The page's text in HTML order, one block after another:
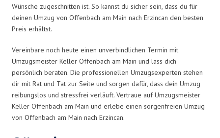
Wünsche zugeschnitten ist. So kannst du sicher sein, dass du für
deinen Umzug von Offenbach am Main nach Erzincan den besten
Preis erhältst.
Vereinbare noch heute einen unverbindlichen Termin mit
Umzugsmeister Keller Offenbach am Main und lass dich
persönlich beraten. Die professionellen Umzugsexperten stehen
dir mit Rat und Tat zur Seite und sorgen dafür, dass dein Umzug
reibungslos und stressfrei verläuft. Vertraue auf Umzugsmeister
Keller Offenbach am Main und erlebe einen sorgenfreien Umzug
von Offenbach am Main nach Erzincan.